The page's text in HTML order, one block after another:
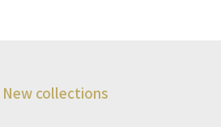
New collections